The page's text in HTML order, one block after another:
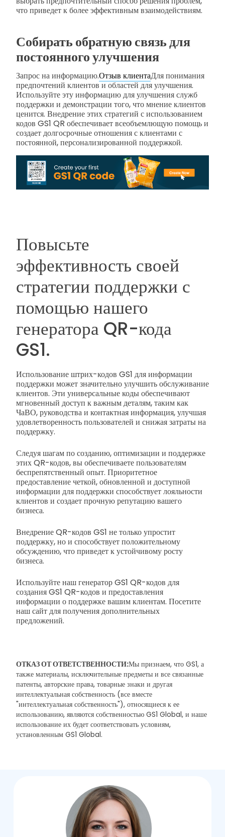
что приведет к более эффективным взаимодействиям.
Собирать обратную связь для
постоянного улучшения
Запрос на информацию.Отзыв клиентаДля понимания
предпочтений клиентов и областей для улучшения.
Используйте эту информацию для улучшения служб
поддержки и демонстрации того, что мнение клиентов
ценится. Внедрение этих стратегий с использованием
кодов GS1 QR обеспечивает всеобъемлющую помощь и
создает долгосрочные отношения с клиентами с
постоянной, персонализированной поддержкой.
Повысьте
эффективность своей
стратегии поддержки с
помощью нашего
генератора QR-кода
GS1.
Использование штрих-кодов GS1 для информации
поддержки может значительно улучшить обслуживание
клиентов. Эти универсальные коды обеспечивают
мгновенный доступ к важным деталям, таким как
ЧаВО, руководства и контактная информация, улучшая
удовлетворенность пользователей и снижая затраты на
поддержку.
Следуя шагам по созданию, оптимизации и поддержке
этих QR-кодов, вы обеспечиваете пользователям
беспрепятственный опыт. Приоритетное
предоставление четкой, обновленной и доступной
информации для поддержки способствует лояльности
клиентов и создает прочную репутацию вашего
бизнеса.
Внедрение QR-кодов GS1 не только упростит
поддержку, но и способствует положительному
обсуждению, что приведет к устойчивому росту
бизнеса.
Используйте наш генератор GS1 QR-кодов для
создания GS1 QR-кодов и предоставления
информации о поддержке вашим клиентам. Посетите
наш сайт для получения дополнительных
предложений.
ОТКАЗ ОТ ОТВЕТСТВЕННОСТИ:Мы признаем, что GS1, а
также материалы, исключительные предметы и все связанные
патенты, авторские права, товарные знаки и другая
интеллектуальная собственность (все вместе
"интеллектуальная собственность"), относящиеся к ее
использованию, являются собственностью GS1 Global, и наше
использование их будет соответствовать условиям,
установленным GS1 Global.